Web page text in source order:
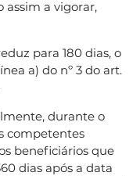
assim a vigorar,
para 180 dias, o
a) do nº 3 do art.
durante o
competentes
beneficiários que
dias após a data